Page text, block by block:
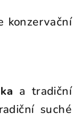
konzervační
a tradiční
suché